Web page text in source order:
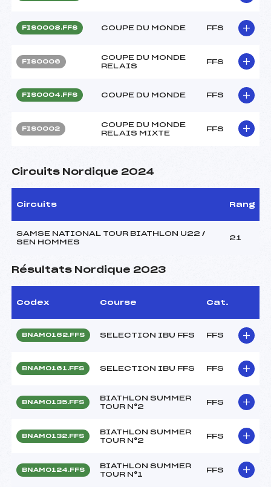
FIS0008.FFS COUPE DU MONDE FFS
FIS0006
COUPE DU MONDE
RELAIS
FFS
FIS0004.FFS COUPE DU MONDE FFS
FIS0002
COUPE DU MONDE
RELAIS MIXTE
FFS
Circuits Nordique 2024
Circuits Rang
SAMSE NATIONAL TOUR BIATHLON U22 /
SEN HOMMES
21
Résultats Nordique 2023
Codex Course Cat.
BNAM0162.FFS SELECTION IBU FFS FFS
BNAM0161.FFS SELECTION IBU FFS FFS
BNAM0135.FFS
BIATHLON SUMMER
TOUR N°2
FFS
BNAM0132.FFS
BIATHLON SUMMER
TOUR N°2
FFS
BNAM0124.FFS
BIATHLON SUMMER
TOUR N°1
FFS